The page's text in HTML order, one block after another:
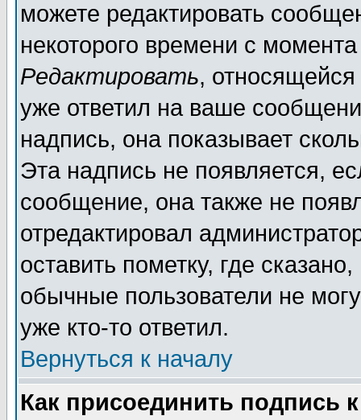
можете редактировать
некоторого времени с
Редактировать,
уже ответил на ваше
надпись, она показывает
Эта надпись не появляется,
сообщение, она также не
отредактировал
оставить пометку, где
обычные пользователи не
уже кто-то ответил.
Вернуться к началу
Как присоединить подпись